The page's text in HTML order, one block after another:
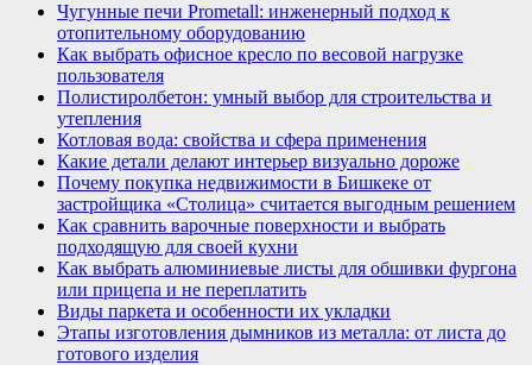
Чугунные печи Prometall: инженерный подход к
отопительному оборудованию
Как выбрать офисное кресло по весовой нагрузке
пользователя
Полистиролбетон: умный выбор для строительства и
утепления
Котловая вода: свойства и сфера применения
Какие детали делают интерьер визуально дороже
Почему покупка недвижимости в Бишкеке от
застройщика «Столица» считается выгодным решением
Как сравнить варочные поверхности и выбрать
подходящую для своей кухни
Как выбрать алюминиевые листы для обшивки фургона
или прицепа и не переплатить
Виды паркета и особенности их укладки
Этапы изготовления дымников из металла: от листа до
готового изделия